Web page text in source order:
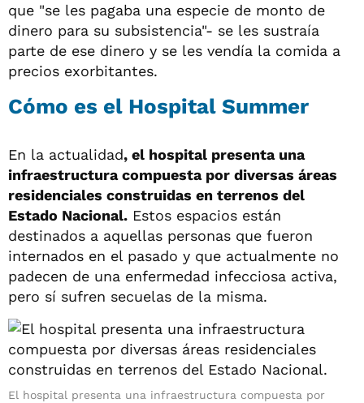
que "se les pagaba una especie de monto de
dinero para su subsistencia"- se les sustraía
parte de ese dinero y se les vendía la comida a
precios exorbitantes.
Cómo es el Hospital Summer
En la actualidad, el hospital presenta una
infraestructura compuesta por diversas áreas
residenciales construidas en terrenos del
Estado Nacional. Estos espacios están
destinados a aquellas personas que fueron
internados en el pasado y que actualmente no
padecen de una enfermedad infecciosa activa,
pero sí sufren secuelas de la misma.
El hospital presenta una infraestructura compuesta por